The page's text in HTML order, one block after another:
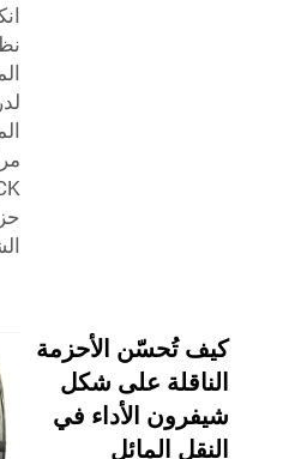
كيف تُحسّن الأحزمة
الناقلة على شكل
شيفرون الأداء في
النقل المائل